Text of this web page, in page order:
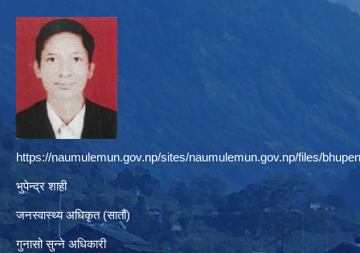
https://naumulemun.gov.np/sites/naumulemun.gov.np/files/
भुपेन्द्र शाही
जनस्वास्थ्य अधिकृत (सातौं)
गुनासो सुन्ने अधिकारी